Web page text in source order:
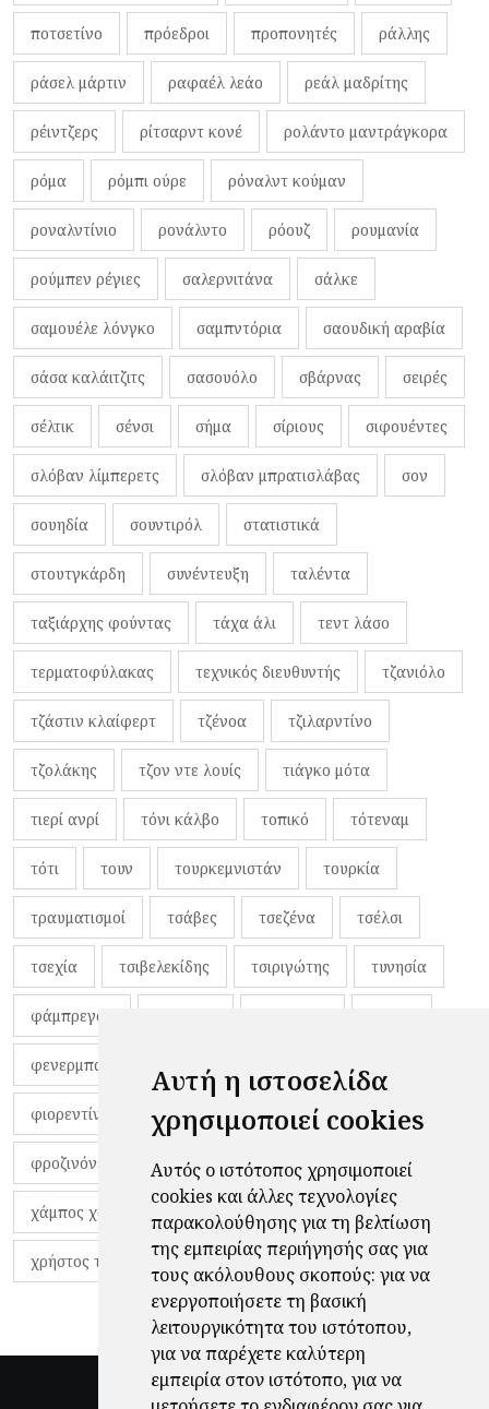
Αυτή η ιστοσελίδα
χρησιμοποιεί cookies
Αυτός ο ιστότοπος χρησιμοποιεί
cookies και άλλες τεχνολογίες
παρακολούθησης για τη βελτίωση
της εμπειρίας περιήγησής σας για
τους ακόλουθους σκοπούς: για να
ενεργοποιήσετε τη βασική
λειτουργικότητα του ιστότοπου,
για να παρέχετε καλύτερη
εμπειρία στον ιστότοπο,για να
ποτσετίνο πρόεδροι προπονητές ράλλης
ράσελ μάρτιν ραφαέλ λεάο ρεάλ μαδρίτης
ρέιντζερς ρίτσαρντ κονέ ρολάντο μαντράγκορα
ρόμα ρόμπι ούρε ρόναλντ κούμαν
ροναλντίνιο ρονάλντο ρόουζ ρουμανία
ρούμπεν ρέγιες σαλερνιτάνα σάλκε
σαμουέλε λόνγκο σαμπντόρια σαουδική αραβία
σάσα καλάιτζιτς σασουόλο σβάρνας σειρές
σέλτικ σένσι σήμα σίριους σιφουέντες
σλόβαν λίμπερετς σλόβαν μπρατισλάβας σον
σουηδία σουντιρόλ στατιστικά
στουτγκάρδη συνέντευξη ταλέντα
ταξιάρχης φούντας τάχα άλι τεντ λάσο
τερματοφύλακας τεχνικός διευθυντής τζανιόλο
τζάστιν κλαίφερτ τζένοα τζιλαρντίνο
τζολάκης τζον ντε λουίς τιάγκο μότα
τιερί ανρί τόνι κάλβο τοπικό τότεναμ
τότι τουν τουρκεμνιστάν τουρκία
τραυματισμοί τσάβες τσεζένα τσέλσι
τσεχία τσιβελεκίδης τσιριγώτης τυνησία
φάμπρεγας
φενερμπαχτσέ φερνάντο τόρες φίλαθλοι
φιορεντίνα φιρμίνο φρανκ ντε μπουρ
φροζινόνε φωκικός χαβίτο
χάμπος χαραλάμπους χάρι πότερ
χρήστος τζόλης